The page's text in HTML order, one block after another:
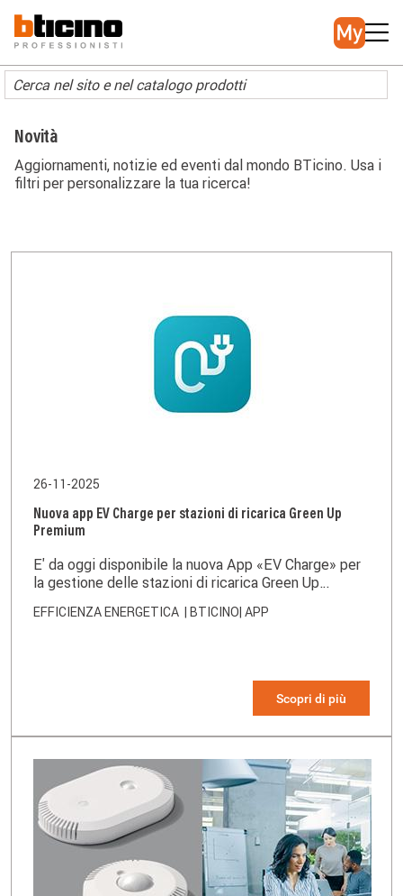
contenuto
principale
Main
navigation
Novità
Aggiornamenti, notizie ed eventi dal mondo BTicino. Usa i
filtri per personalizzare la tua ricerca!
26-11-2025
Nuova app EV Charge per stazioni di ricarica Green Up
Premium
E' da oggi disponibile la nuova App «EV Charge» per
la gestione delle stazioni di ricarica Green Up
precedente app «EV Charge Light».
EFFICIENZA ENERGETICA | BTICINO| APP
Scopri di più